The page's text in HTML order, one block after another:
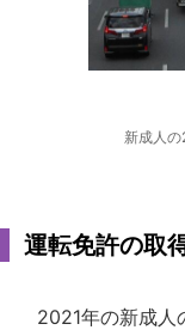
新成人
運転免許の取
2021年の新成人